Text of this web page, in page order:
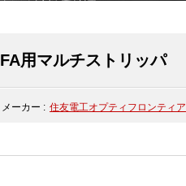
FA用マルチストリッパ
メーカー : 住友電工オプティフロンティア